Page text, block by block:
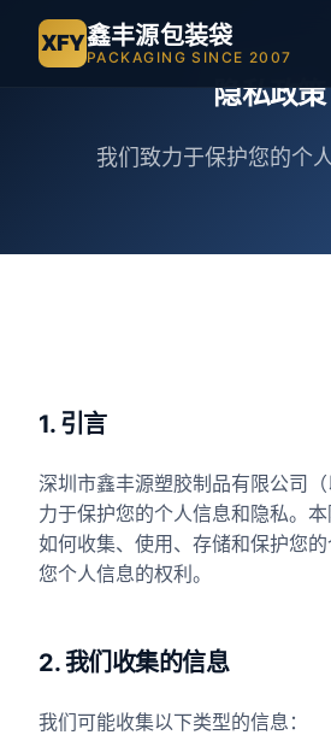
XFY鑫丰源包装袋
PACKAGING SINCE 2007
隐私政策
我们致力于保护您的个
1. 引言
深圳市鑫丰源塑胶制品有限公司
力于保护您的个人信息和隐私。
如何收集、使用、存储和保护您
您个人信息的权利。
2. 我们收集的信息
我们可能收集以下类型的信息：